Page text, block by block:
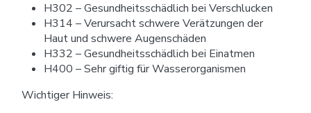
H302 – Gesundheitsschädlich bei Verschlucken
H314 – Verursacht schwere Verätzungen der
Haut und schwere Augenschäden
H332 – Gesundheitsschädlich bei Einatmen
H400 – Sehr giftig für Wasserorganismen
Wichtiger Hinweis: